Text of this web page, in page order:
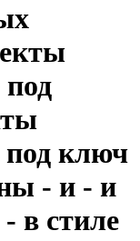
под ключ
- и - и
в стиле